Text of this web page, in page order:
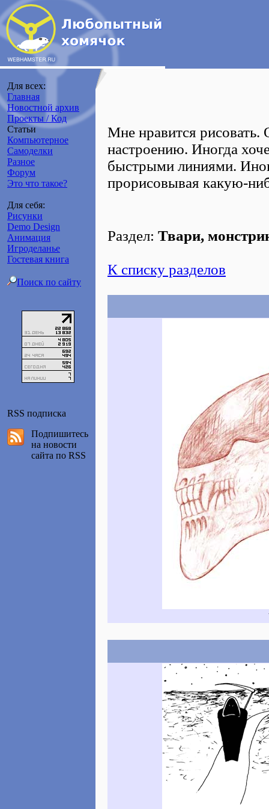
Для всех:
Главная
Новостной архив
Проекты / Код
Статьи
Компьютерное
Самоделки
Разное
Форум
Это что такое?
Для себя:
Рисунки
Demo Design
Анимация
Игроделанье
Гостевая книга
Поиск по сайту
RSS подписка
Подпишитесь
на новости
сайта по RSS
Мне нравится
настроению. Иногда
быстрыми линиями.
прорисовывая какую-
Раздел: Твари,
К списку разделов